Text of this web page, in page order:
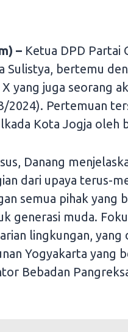
– Ketua DPD Partai
Sulistya, bertemu
yang juga seorang
2024). Pertemuan
Kota Jogja oleh
Danang
dari upaya terus-
semua pihak yang
generasi muda.
lingkungan, yang
Yogyakarta yang
Bebadan